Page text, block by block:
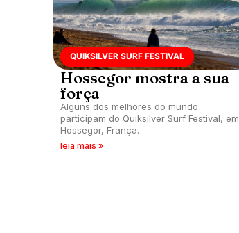
QUIKSILVER SURF FESTIVAL
Hossegor mostra a sua
força
Alguns dos melhores do mundo
participam do Quiksilver Surf Festival, em
Hossegor, França.
leia mais »